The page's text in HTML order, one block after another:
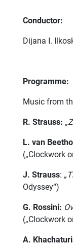
Conductor:
Dijana I.
Programme:
Music from
R. Strauss:
L. van
(„Clockwork
J. Strauss:
Odyssey“)
G. Rossini:
(„Clockwork
A.